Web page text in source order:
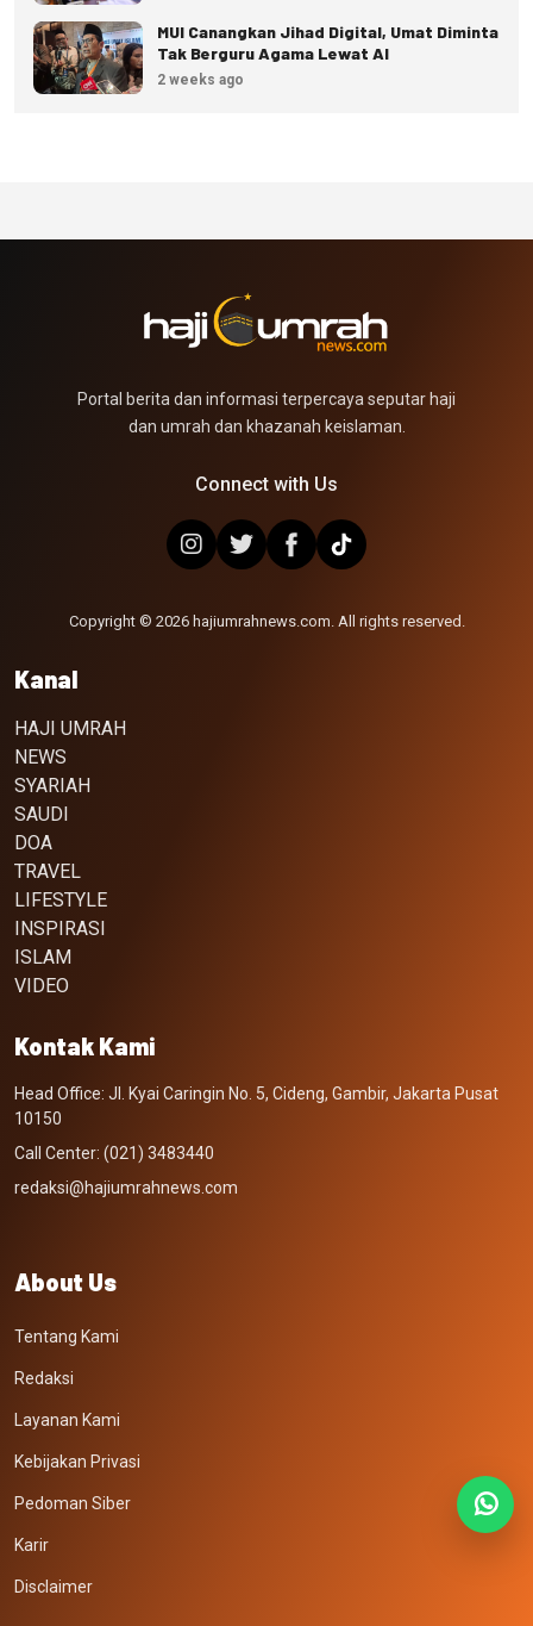
MUI Canangkan Jihad Digital, Umat Diminta
Tak Berguru Agama Lewat AI
2 weeks ago
Portal berita dan informasi terpercaya seputar haji
dan umrah dan khazanah keislaman.
Connect with Us
Copyright © 2026 hajiumrahnews.com. All rights reserved.
Kanal
HAJI UMRAH
NEWS
SYARIAH
SAUDI
DOA
TRAVEL
LIFESTYLE
INSPIRASI
ISLAM
VIDEO
Kontak Kami
Head Office: Jl. Kyai Caringin No. 5, Cideng, Gambir, Jakarta Pusat
10150
Call Center: (021) 3483440
redaksi@hajiumrahnews.com
About Us
Tentang Kami
Redaksi
Layanan Kami
Kebijakan Privasi
Pedoman Siber
Karir
Disclaimer